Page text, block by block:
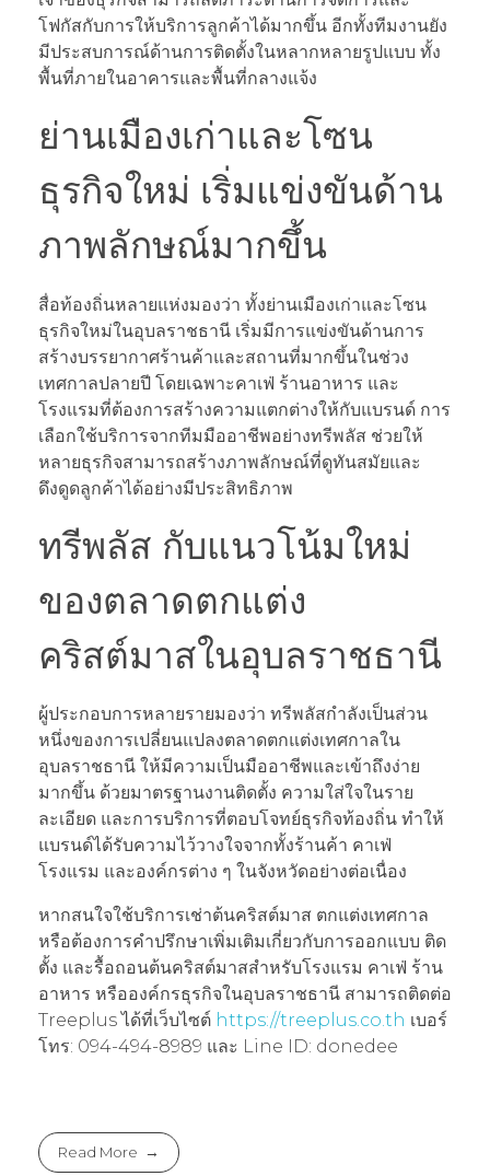
โฟกัสกับการให้บริการลูกค้าได้มากขึ้น อีกทั้งทีมงานยัง
มีประสบการณ์ด้านการติดตั้งในหลากหลายรูปแบบ ทั้ง
พื้นที่ภายในอาคารและพื้นที่กลางแจ้ง
ย่านเมืองเก่าและโซน
ธุรกิจใหม่ เริ่มแข่งขันด้าน
ภาพลักษณ์มากขึ้น
สื่อท้องถิ่นหลายแห่งมองว่า ทั้งย่านเมืองเก่าและโซน
ธุรกิจใหม่ในอุบลราชธานี เริ่มมีการแข่งขันด้านการ
สร้างบรรยากาศร้านค้าและสถานที่มากขึ้นในช่วง
เทศกาลปลายปี โดยเฉพาะคาเฟ่ ร้านอาหาร และ
โรงแรมที่ต้องการสร้างความแตกต่างให้กับแบรนด์ การ
เลือกใช้บริการจากทีมมืออาชีพอย่างทรีพลัส ช่วยให้
หลายธุรกิจสามารถสร้างภาพลักษณ์ที่ดูทันสมัยและ
ดึงดูดลูกค้าได้อย่างมีประสิทธิภาพ
ทรีพลัส กับแนวโน้มใหม่
ของตลาดตกแต่ง
คริสต์มาสในอุบลราชธานี
ผู้ประกอบการหลายรายมองว่า ทรีพลัสกำลังเป็นส่วน
หนึ่งของการเปลี่ยนแปลงตลาดตกแต่งเทศกาลใน
อุบลราชธานี ให้มีความเป็นมืออาชีพและเข้าถึงง่าย
มากขึ้น ด้วยมาตรฐานงานติดตั้ง ความใส่ใจในราย
ละเอียด และการบริการที่ตอบโจทย์ธุรกิจท้องถิ่น ทำให้
แบรนด์ได้รับความไว้วางใจจากทั้งร้านค้า คาเฟ่
โรงแรม และองค์กรต่าง ๆ ในจังหวัดอย่างต่อเนื่อง
หากสนใจใช้บริการเช่าต้นคริสต์มาส ตกแต่งเทศกาล
หรือต้องการคำปรึกษาเพิ่มเติมเกี่ยวกับการออกแบบ ติด
ตั้ง และรื้อถอนต้นคริสต์มาสสำหรับโรงแรม คาเฟ่ ร้าน
อาหาร หรือองค์กรธุรกิจในอุบลราชธานี สามารถติดต่อ
Treeplus ได้ที่เว็บไซต์ https://treeplus.co.th เบอร์
โทร: 094-494-8989 และ Line ID: donedee
Read More